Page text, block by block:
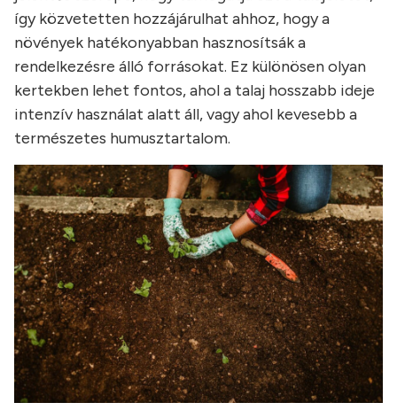
így közvetetten hozzájárulhat ahhoz, hogy a
növények hatékonyabban hasznosítsák a
rendelkezésre álló forrásokat. Ez különösen olyan
kertekben lehet fontos, ahol a talaj hosszabb ideje
intenzív használat alatt áll, vagy ahol kevesebb a
természetes humusztartalom.